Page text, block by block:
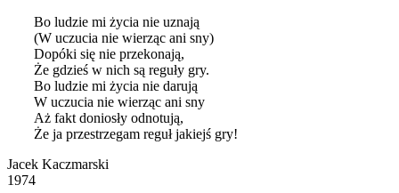
Bo ludzie mi życia nie uznają
(W uczucia nie wierząc ani sny)
Dopóki się nie przekonają,
Że gdzieś w nich są reguły gry.
Bo ludzie mi życia nie darują
W uczucia nie wierząc ani sny
Aż fakt doniosły odnotują,
Że ja przestrzegam reguł jakiejś gry!
Jacek Kaczmarski
1974